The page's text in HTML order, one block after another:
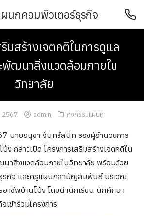
นกคอมพิวเตอร์ธุรกิจ
มสร้างเจตคติในการดูแล
พัฒนาสิ่งแวดล้อมภายใน
วิทยาลัย
2567 admin กิจกรรมแผนก
นายอนุชา จันทร์สนิท รองผู้อำนวยการ
ง กล่าวเปิด โครงการเสริมสร้างเจตคติใน
าสิ่งแวดล้อมภายในวิทยาลัย พร้อมด้วย
รกิจ และครูแผนกสามัญสัมพันธ์ บริเวณ
าชีพบ้านโป่ง โดยนำนักเรียน นักศึกษา
ข้าร่วมโครงการ